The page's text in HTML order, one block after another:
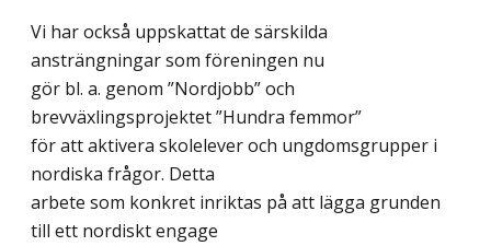
Vi har också uppskattat de särskilda
ansträngningar som föreningen nu
gör bl. a. genom ”Nordjobb” och
brevväxlingsprojektet ”Hundra femmor”
för att aktivera skolelever och ungdomsgrupper i
nordiska frågor. Detta
arbete som konkret inriktas på att lägga grunden
till ett nordiskt engage